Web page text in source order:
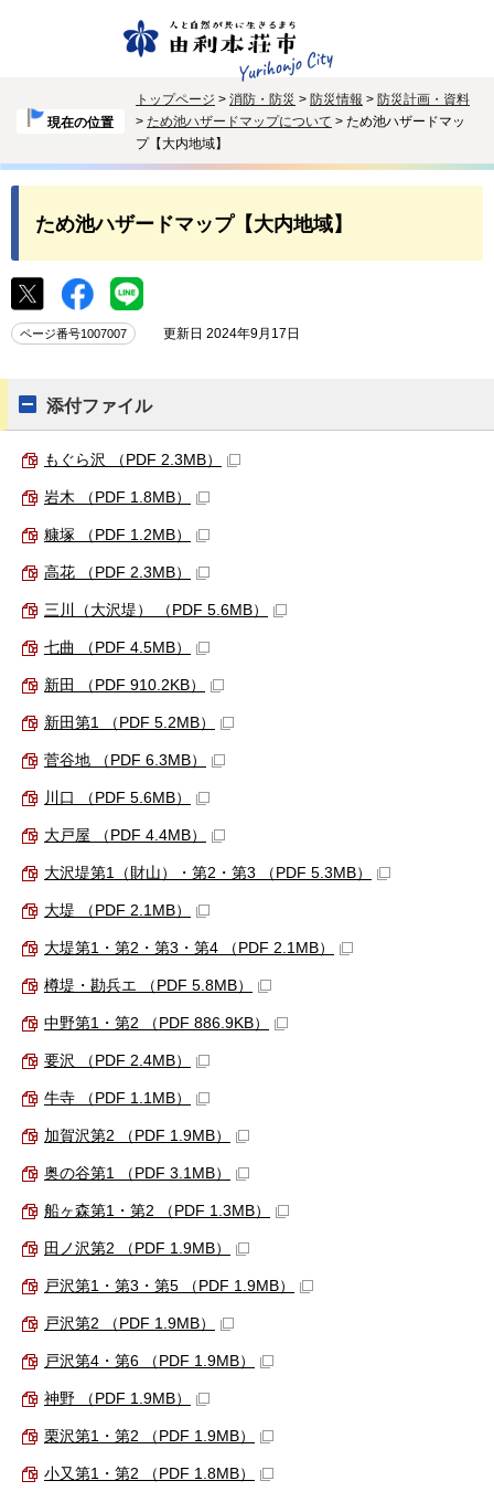
現在の位置
トップページ > 消防・防災 > 防災情報 > 防災計画・資料
> ため池ハザードマップについて > ため池ハザードマッ
プ【大内地域】
ため池ハザードマップ【大内地域】
ページ番号1007007 更新日 2024年9月17日
添付ファイル
もぐら沢 （PDF 2.3MB）
岩木 （PDF 1.8MB）
糠塚 （PDF 1.2MB）
高花 （PDF 2.3MB）
三川（大沢堤） （PDF 5.6MB）
七曲 （PDF 4.5MB）
新田 （PDF 910.2KB）
新田第1 （PDF 5.2MB）
菅谷地 （PDF 6.3MB）
川口 （PDF 5.6MB）
大戸屋 （PDF 4.4MB）
大沢堤第1（財山）・第2・第3 （PDF 5.3MB）
大堤 （PDF 2.1MB）
大堤第1・第2・第3・第4 （PDF 2.1MB）
樽堤・勘兵エ （PDF 5.8MB）
中野第1・第2 （PDF 886.9KB）
要沢 （PDF 2.4MB）
牛寺 （PDF 1.1MB）
加賀沢第2 （PDF 1.9MB）
奥の谷第1 （PDF 3.1MB）
船ヶ森第1・第2 （PDF 1.3MB）
田ノ沢第2 （PDF 1.9MB）
戸沢第1・第3・第5 （PDF 1.9MB）
戸沢第2 （PDF 1.9MB）
戸沢第4・第6 （PDF 1.9MB）
神野 （PDF 1.9MB）
栗沢第1・第2 （PDF 1.9MB）
小又第1・第2 （PDF 1.8MB）